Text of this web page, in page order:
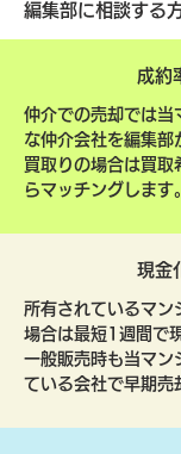
編集部に相談する
成約
仲介での売却では当
な仲介会社を編集部
買取りの場合は買取
らマッチングします。
現金
所有されているマン
場合は最短1週間で
一般販売時も当マン
ている会社で早期売